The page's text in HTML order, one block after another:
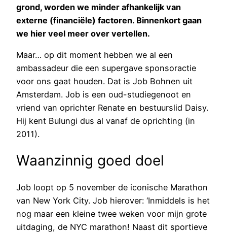
grond, worden we minder afhankelijk van
externe (financiële) factoren. Binnenkort gaan
we hier veel meer over vertellen.
Maar… op dit moment hebben we al een
ambassadeur die een supergave sponsoractie
voor ons gaat houden. Dat is Job Bohnen uit
Amsterdam. Job is een oud-studiegenoot en
vriend van oprichter Renate en bestuurslid Daisy.
Hij kent Bulungi dus al vanaf de oprichting (in
2011).
Waanzinnig goed doel
Job loopt op 5 november de iconische Marathon
van New York City. Job hierover: ‘Inmiddels is het
nog maar een kleine twee weken voor mijn grote
uitdaging, de NYC marathon! Naast dit sportieve